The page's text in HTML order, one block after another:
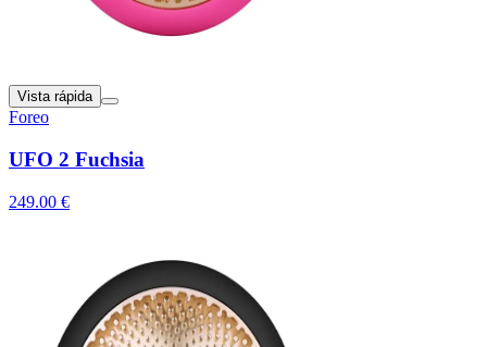
Vista rápida
Foreo
UFO 2 Fuchsia
249.00 €